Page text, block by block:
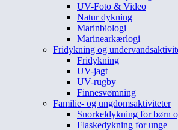
UV-Foto & Video
Natur dykning
Marinbiologi
Marinearkærlogi
Fridykning og
Fridykning
UV-jagt
UV-rugby
Finnesvømning
Familie- og ungdomsaktiviteter
Snorkeldykning for børn
Flaskedykning for unge